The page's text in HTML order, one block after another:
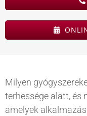
Milyen
terhessége alatt, és
amelyek